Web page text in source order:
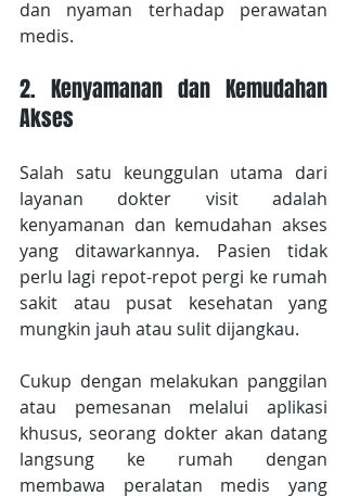
dan nyaman terhadap perawatan
medis.
2. Kenyamanan dan Kemudahan
Akses
Salah satu keunggulan utama dari
layanan dokter visit adalah
kenyamanan dan kemudahan akses
yang ditawarkannya. Pasien tidak
perlu lagi repot-repot pergi ke rumah
sakit atau pusat kesehatan yang
mungkin jauh atau sulit dijangkau.
Cukup dengan melakukan panggilan
atau pemesanan melalui aplikasi
khusus, seorang dokter akan datang
langsung ke rumah dengan
membawa peralatan medis yang